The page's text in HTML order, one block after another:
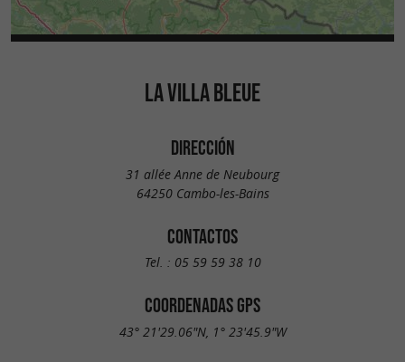
LA VILLA BLEUE
DIRECCIÓN
31 allée Anne de Neubourg
64250 Cambo-les-Bains
CONTACTOS
Tel. : 05 59 59 38 10
COORDENADAS GPS
43° 21'29.06"N, 1° 23'45.9"W